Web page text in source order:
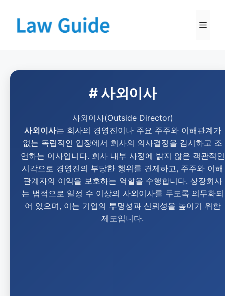
# 사외이사
사외이사(Outside Director)
사외이사는 회사의 경영진이나 주요 주주와 이해관계가
없는 독립적인 입장에서 회사의 의사결정을 감시하고 조
언하는 이사입니다. 회사 내부 사정에 밝지 않은 객관적인
시각으로 경영진의 부당한 행위를 견제하고, 주주와 이해
관계자의 이익을 보호하는 역할을 수행합니다. 상장회사
는 법적으로 일정 수 이상의 사외이사를 두도록 의무화되
어 있으며, 이는 기업의 투명성과 신뢰성을 높이기 위한
제도입니다.